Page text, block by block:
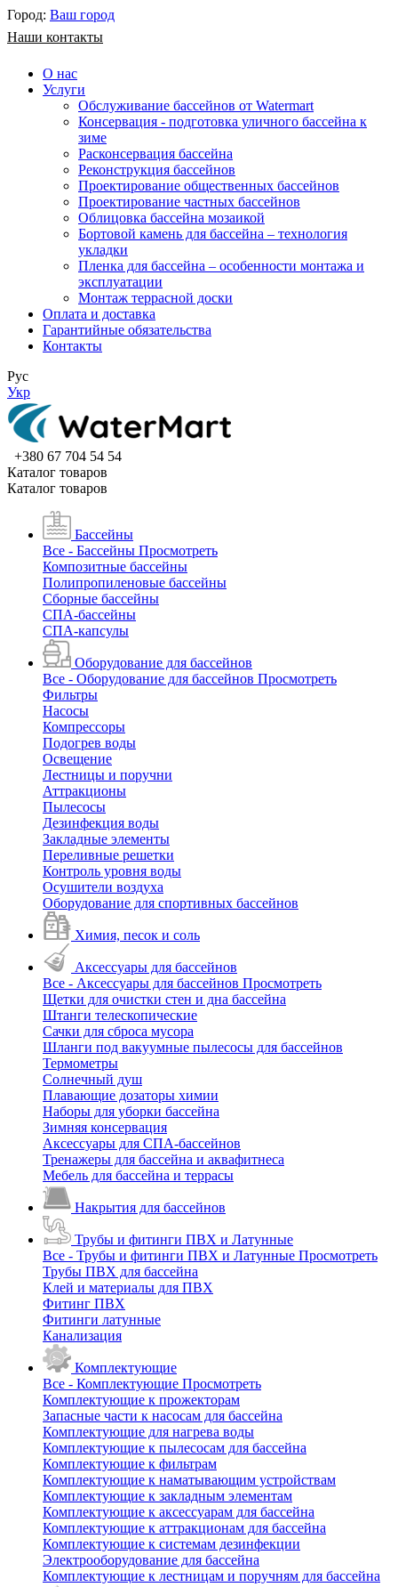
Город: Ваш город
Наши контакты
О нас
Услуги
Обслуживание бассейнов от Watermart
Консервация - подготовка уличного бассейна к
зиме
Расконсервация бассейна
Реконструкция бассейнов
Проектирование общественных бассейнов
Проектирование частных бассейнов
​Облицовка бассейна мозаикой
Бортовой камень для бассейна – технология
укладки
Пленка для бассейна – особенности монтажа и
эксплуатации
Монтаж террасной доски
Оплата и доставка
Гарантийные обязательства
Контакты
Рус
Укр
+380 67 704 54 54
Каталог товаров
Каталог товаров
Бассейны
Все - Бассейны Просмотреть
Композитные бассейны
Полипропиленовые бассейны
Сборные бассейны
СПА-бассейны
СПА-капсулы
Оборудование для бассейнов
Все - Оборудование для бассейнов Просмотреть
Фильтры
Насосы
Компрессоры
Подогрев воды
Освещение
Лестницы и поручни
Аттракционы
Пылесосы
Дезинфекция воды
Закладные элементы
Переливные решетки
Контроль уровня воды
Осушители воздуха
Оборудование для спортивных бассейнов
Химия, песок и соль
Аксессуары для бассейнов
Все - Аксессуары для бассейнов Просмотреть
Щетки для очистки стен и дна бассейна
Штанги телескопические
Сачки для сброса мусора
Шланги под вакуумные пылесосы для бассейнов
Термометры
Солнечный душ
Плавающие дозаторы химии
Наборы для уборки бассейна
Зимняя консервация
Аксессуары для СПА-бассейнов
Тренажеры для бассейна и аквафитнеса
Мебель для бассейна и террасы
Накрытия для бассейнов
Трубы и фитинги ПВХ и Латунные
Все - Трубы и фитинги ПВХ и Латунные Просмотреть
Трубы ПВХ для бассейна
Клей и материалы для ПВХ
Фитинг ПВХ
Фитинги латунные
Канализация
Комплектующие
Все - Комплектующие Просмотреть
Комплектующие к прожекторам
Запасные части к насосам для бассейна
Комплектующие для нагрева воды
Комплектующие к пылесосам для бассейна
Комплектующие к фильтрам
Комплектующие к наматывающим устройствам
Комплектующие к закладным элементам
Комплектующие к аксессуарам для бассейна
Комплектующие к аттракционам для бассейна
Комплектующие к системам дезинфекции
Электрооборудование для бассейна
Комплектующие к лестницам и поручням для бассейна